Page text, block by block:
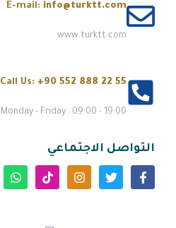
E-mail: info@turktt.com
www.turktt.com
Call Us: +90 552 888 22 55
Monday - Friday : 09:00 - 19:00
التواصل الاجتماعي